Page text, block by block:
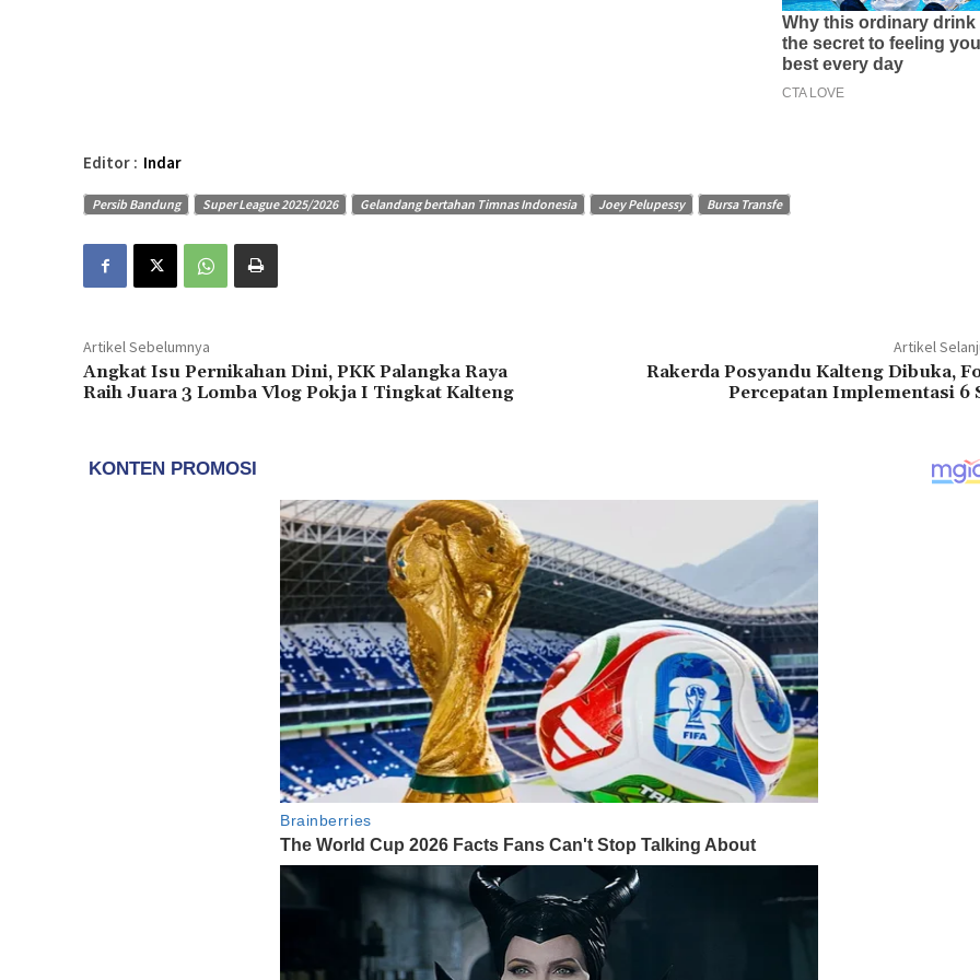
Editor : Indar
Persib Bandung Super League 2025/2026 Gelandang bertahan Timnas Indonesia Joey Pelupessy Bursa Transfe
Artikel Sebelumnya
Angkat Isu Pernikahan Dini, PKK Palangka Raya
Raih Juara 3 Lomba Vlog Pokja I Tingkat Kalteng
Artikel
Rakerda Posyandu Kalteng Dibuka,
Percepatan Implementasi 6